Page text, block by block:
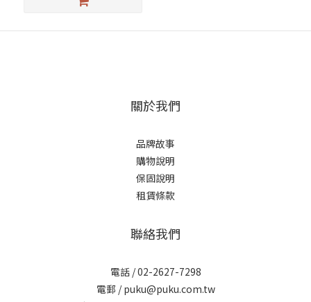
關於我們
品牌故事
購物說明
保固說明
租賃條款
聯絡我們
電話 / 02-2627-7298
電郵 / puku@puku.com.tw